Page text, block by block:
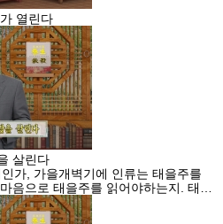
열린다
살린다
가, 가을개벽기에 인류는 태을주를
생기는지 태상종도사님 말씀을 통해
대해 알아본다